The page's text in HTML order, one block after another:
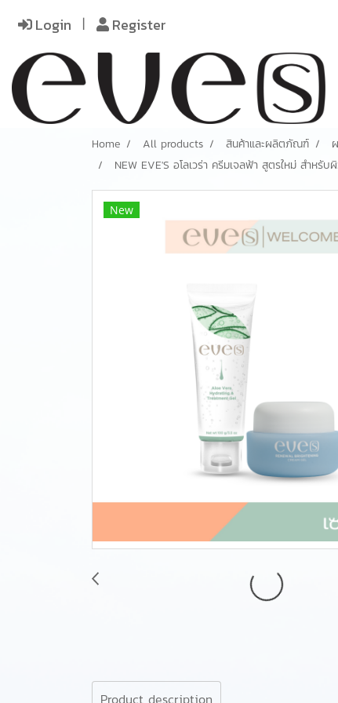
Login Register
Home All products สินค้าและผลิตภัณฑ์
NEW EVE'S อโลเวร่า ครีมเจลฟ้า สูตรใหม่ สำห
New
Product description